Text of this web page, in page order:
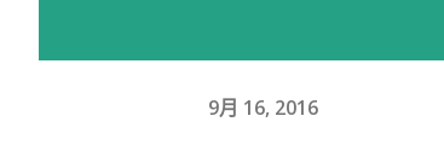
9月 16, 2016